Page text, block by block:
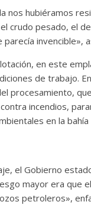
nos hubiéramos
crudo pesado, el
invencible»,
en este
de trabajo.
procesamiento,
incendios,
en la
el Gobierno
mayor era que
petroleros»,